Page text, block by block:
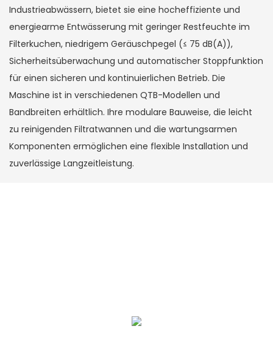
Industrieabwässern, bietet sie eine hocheffiziente und
energiearme Entwässerung mit geringer Restfeuchte im
Filterkuchen, niedrigem Geräuschpegel (≤ 75 dB(A)),
Sicherheitsüberwachung und automatischer Stoppfunktion
für einen sicheren und kontinuierlichen Betrieb. Die
Maschine ist in verschiedenen QTB-Modellen und
Bandbreiten erhältlich. Ihre modulare Bauweise, die leicht
zu reinigenden Filtratwannen und die wartungsarmen
Komponenten ermöglichen eine flexible Installation und
zuverlässige Langzeitleistung.